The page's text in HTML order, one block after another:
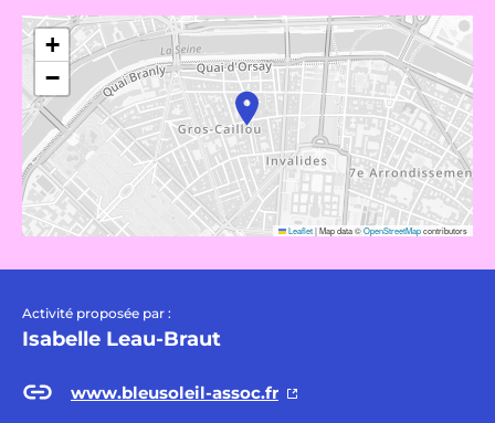
+
−
Leaflet|Map data ©OpenStreetMapcontributors
Activité proposée par :
Isabelle Leau-Braut
www.bleusoleil-assoc.fr